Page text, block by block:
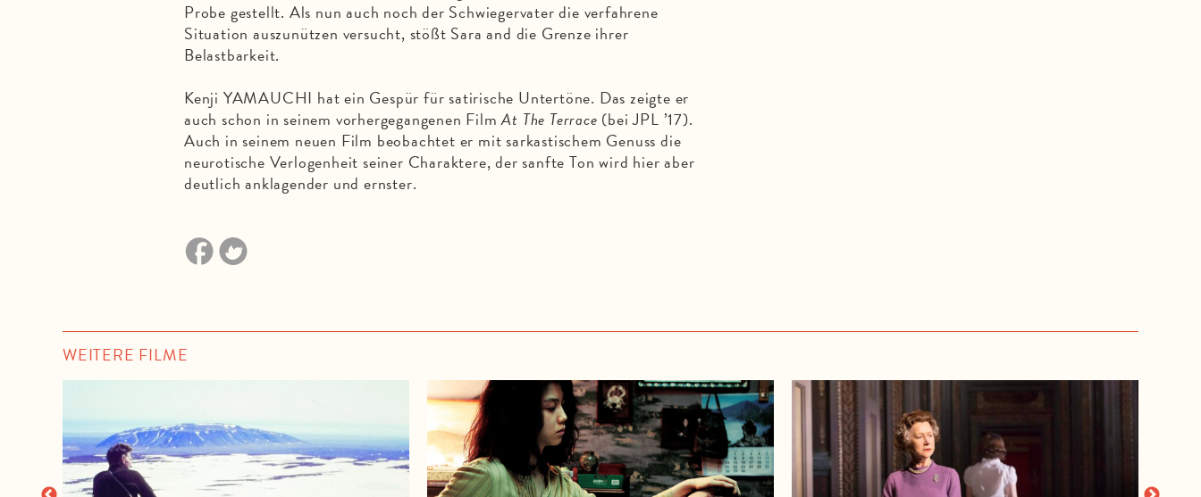
Probe gestellt. Als nun auch noch der Schwiegervater die verfahrene
Situation auszunützen versucht, stößt Sara and die Grenze ihrer
Belastbarkeit.
Kenji YAMAUCHI hat ein Gespür für satirische Untertöne. Das zeigte er
auch schon in seinem vorhergegangenen FilmAt The Terrace (bei JPL ’17).
Auch in seinem neuen Film beobachtet er mit sarkastischem Genuss die
neurotische Verlogenheit seiner Charaktere, der sanfte Ton wird hier aber
deutlich anklagender und ernster.
WEITERE FILME